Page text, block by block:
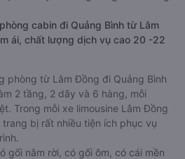
cabin đi Quảng Bình từ Lâm
ái, chất lượng dịch vụ cao 20 -22
phòng từ Lâm Đồng đi Quảng Bình
2 tầng, 2 dãy và 6 hàng, mỗi
Trong mỗi xe limousine Lâm Đồng
bị rất nhiều tiện ích phục vụ
gối nằm rời, có gối ôm, có cái mền